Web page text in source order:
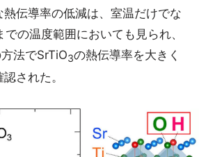
熱伝導率の低減は、室温だけでな
の温度範囲においても見られ、
法でSrTiO3の熱伝導率を大きく
された。